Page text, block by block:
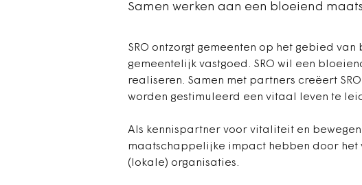
Samen werken aan een bloeiend
SRO ontzorgt gemeenten op het gebied
gemeentelijk vastgoed. SRO wil een
realiseren. Samen met partners creëert
worden gestimuleerd een vitaal leven te
Als kennispartner voor vitaliteit en bewegen
maatschappelijke impact hebben door het
(lokale) organisaties.